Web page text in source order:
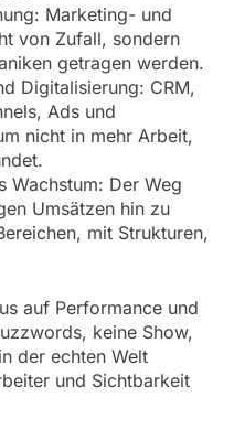
Marketing- und
von Zufall, sondern
getragen werden.
Digitalisierung: CRM,
Ads und
nicht in mehr Arbeit,
Wachstum: Der Weg
Umsätzen hin zu
mit Strukturen,
auf Performance und
keine Show,
der echten Welt
und Sichtbarkeit